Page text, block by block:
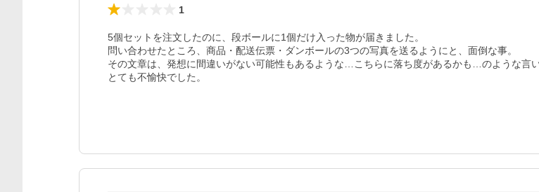
1
5個セットを注文したのに、段ボールに1個だけ入った物が届きました。
問い合わせたところ、商品・配送伝票・ダンボールの3つの写真を送るようにと、面倒な事。
その文章は、発想に間違いがない可能性もあるような…こちらに落ち度があるかも…のような言い
とても不愉快でした。